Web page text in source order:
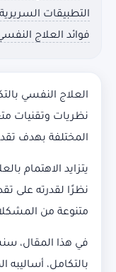
التطبيقات
فوائد العلاج
العلاج النفسي
نظريات وتقنيات
المختلفة بهدف
يتزايد الاهتمام
نظرًا لقدرته على
متنوعة من
في هذا المقال،
بالتكامل، أساليبه